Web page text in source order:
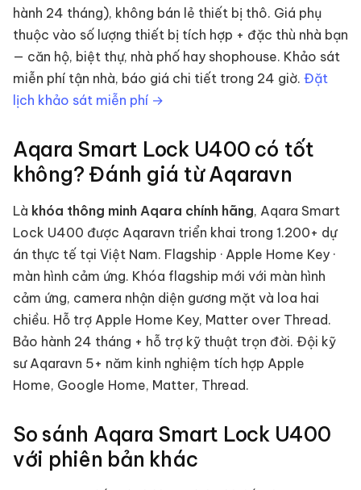
hành 24 tháng), không bán lẻ thiết bị thô. Giá phụ
thuộc vào số lượng thiết bị tích hợp + đặc thù nhà bạn
— căn hộ, biệt thự, nhà phố hay shophouse. Khảo sát
miễn phí tận nhà, báo giá chi tiết trong 24 giờ. Đặt
lịch khảo sát miễn phí →
Aqara Smart Lock U400 có tốt
không? Đánh giá từ Aqaravn
Là khóa thông minh Aqara chính hãng, Aqara Smart
Lock U400 được Aqaravn triển khai trong 1.200+ dự
án thực tế tại Việt Nam. Flagship · Apple Home Key ·
màn hình cảm ứng. Khóa flagship mới với màn hình
cảm ứng, camera nhận diện gương mặt và loa hai
chiều. Hỗ trợ Apple Home Key, Matter over Thread.
Bảo hành 24 tháng + hỗ trợ kỹ thuật trọn đời. Đội kỹ
sư Aqaravn 5+ năm kinh nghiệm tích hợp Apple
Home, Google Home, Matter, Thread.
So sánh Aqara Smart Lock U400
với phiên bản khác